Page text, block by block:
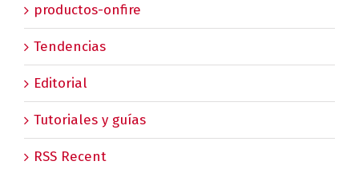
productos-onfire
Tendencias
Editorial
Tutoriales y guías
RSS Recent